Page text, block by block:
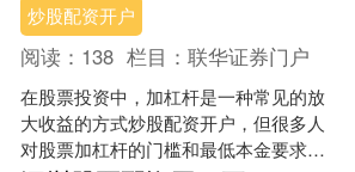
炒股配资开户
阅读： 138 栏目：联华证券门户
在股票投资中，加杠杆是一种常见的放
大收益的方式炒股配资开户，但很多人
对股票加杠杆的门槛和最低本金要求并